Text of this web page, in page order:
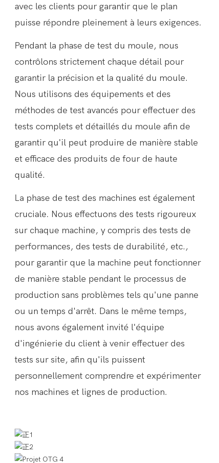
avec les clients pour garantir que le plan
puisse répondre pleinement à leurs exigences.
Pendant la phase de test du moule, nous
contrôlons strictement chaque détail pour
garantir la précision et la qualité du moule.
Nous utilisons des équipements et des
méthodes de test avancés pour effectuer des
tests complets et détaillés du moule afin de
garantir qu'il peut produire de manière stable
et efficace des produits de four de haute
qualité.
La phase de test des machines est également
cruciale. Nous effectuons des tests rigoureux
sur chaque machine, y compris des tests de
performances, des tests de durabilité, etc.,
pour garantir que la machine peut fonctionner
de manière stable pendant le processus de
production sans problèmes tels qu'une panne
ou un temps d'arrêt. Dans le même temps,
nous avons également invité l'équipe
d'ingénierie du client à venir effectuer des
tests sur site, afin qu'ils puissent
personnellement comprendre et expérimenter
nos machines et lignes de production.